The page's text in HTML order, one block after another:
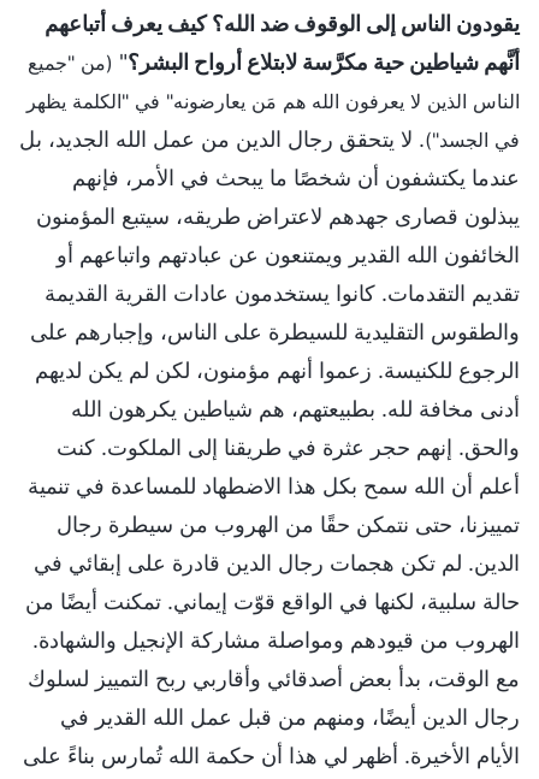
يقودون الناس إلى الوقوف ضد الله؟ كيف يعرف أتباعهم
أنَّهم شياطين حية مكرَّسة لابتلاع أرواح البشر؟" (من "جميع
الناس الذين لا يعرفون الله هم مَن يعارضونه" في "الكلمة يظهر
في الجسد"). لا يتحقق رجال الدين من عمل الله الجديد، بل
عندما يكتشفون أن شخصًا ما يبحث في الأمر، فإنهم
يبذلون قصارى جهدهم لاعتراض طريقه، سيتبع المؤمنون
الخائفون الله القدير ويمتنعون عن عبادتهم واتباعهم أو
تقديم التقدمات. كانوا يستخدمون عادات القرية القديمة
والطقوس التقليدية للسيطرة على الناس، وإجبارهم على
الرجوع للكنيسة. زعموا أنهم مؤمنون، لكن لم يكن لديهم
أدنى مخافة لله. بطبيعتهم، هم شياطين يكرهون الله
والحق. إنهم حجر عثرة في طريقنا إلى الملكوت. كنت
أعلم أن الله سمح بكل هذا الاضطهاد للمساعدة في تنمية
تمييزنا، حتى نتمكن حقًا من الهروب من سيطرة رجال
الدين. لم تكن هجمات رجال الدين قادرة على إبقائي في
حالة سلبية، لكنها في الواقع قوّت إيماني. تمكنت أيضًا من
الهروب من قيودهم ومواصلة مشاركة الإنجيل والشهادة.
مع الوقت، بدأ بعض أصدقائي وأقاربي ربح التمييز لسلوك
رجال الدين أيضًا، ومنهم من قبل عمل الله القدير في
الأيام الأخيرة. أظهر لي هذا أن حكمة الله تُمارس بناءً على